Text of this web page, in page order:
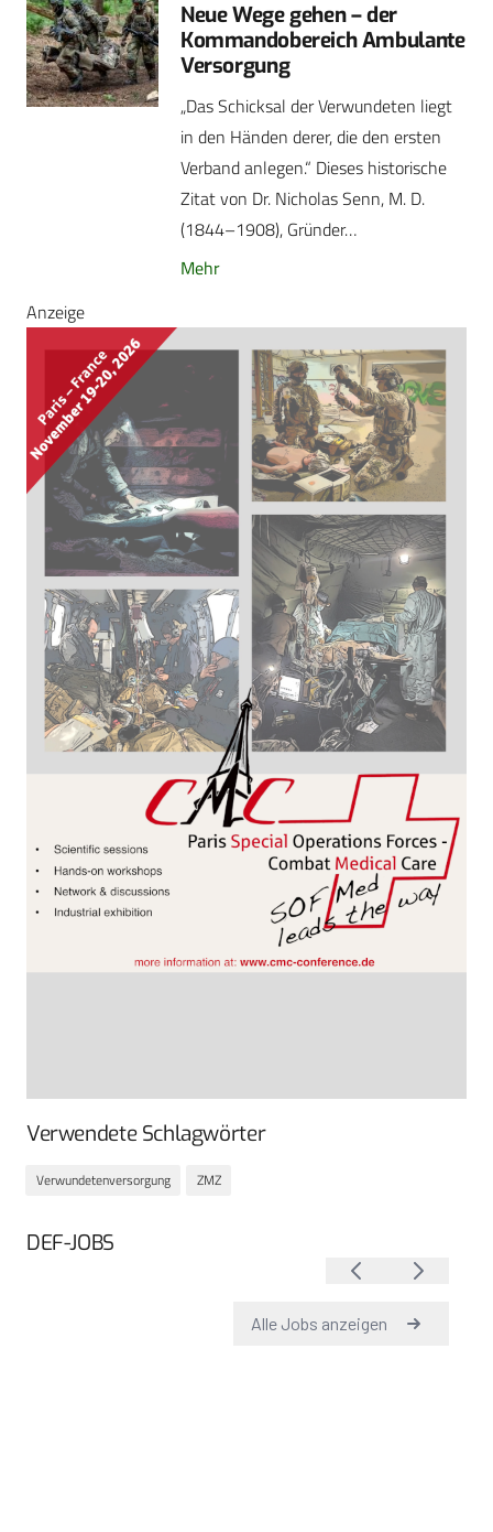
Neue Wege gehen – der
Kommandobereich Ambulante
Versorgung
„Das Schicksal der Verwundeten liegt
in den Händen derer, die den ersten
Verband anlegen.“ Dieses historische
Zitat von Dr. Nicholas Senn, M. D.
(1844–1908), Gründer…
Mehr
Anzeige
Verwendete Schlagwörter
Verwundetenversorgung ZMZ
DEF-JOBS